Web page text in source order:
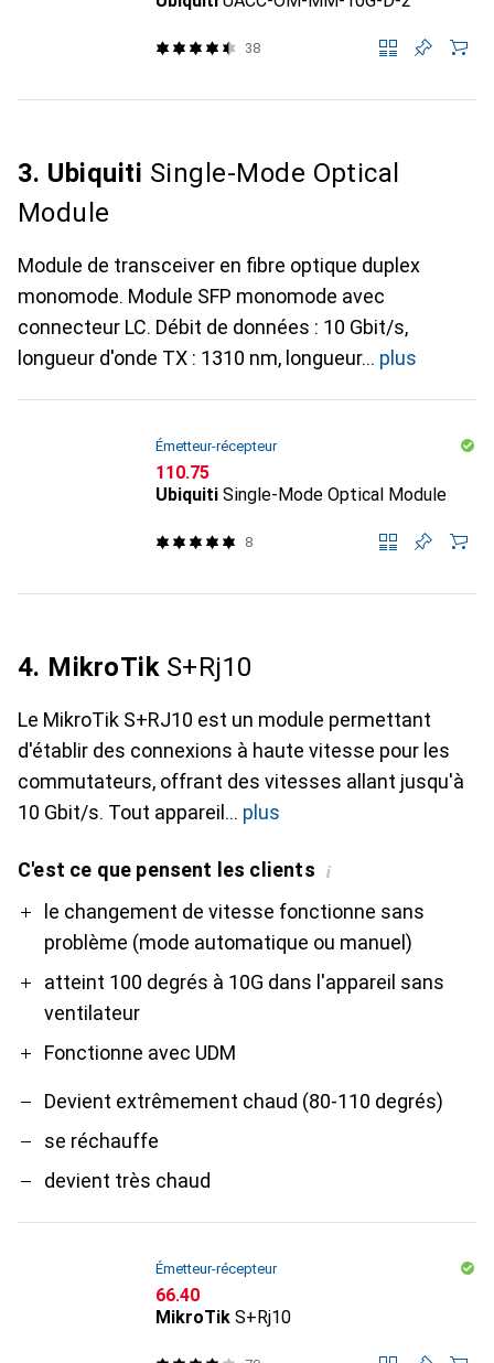
38
3. Ubiquiti Single-Mode Optical
Module
Module de transceiver en fibre optique duplex
monomode. Module SFP monomode avec
connecteur LC. Débit de données : 10 Gbit/s,
longueur d'onde TX : 1310 nm, longueur
plus
Émetteur-récepteur
CHF
110.75
Ubiquiti Single-Mode Optical Module
8
4. MikroTikS+Rj10
Le MikroTik S+RJ10 est un module permettant
d'établir des connexions à haute vitesse pour les
commutateurs, offrant des vitesses allant jusqu'à
10 Gbit/s. Tout appareil
plus
C'est ce que pensent les clients i
Pro le changement de vitesse fonctionne sans
problème (mode automatique ou manuel)
atteint 100 degrés à 10G dans l'appareil sans
ventilateur
Fonctionne avec UDM
Contre
Devient extrêmement chaud (80-110 degrés)
se réchauffe
devient très chaud
Émetteur-récepteur
CHF
66.40
MikroTik S+Rj10